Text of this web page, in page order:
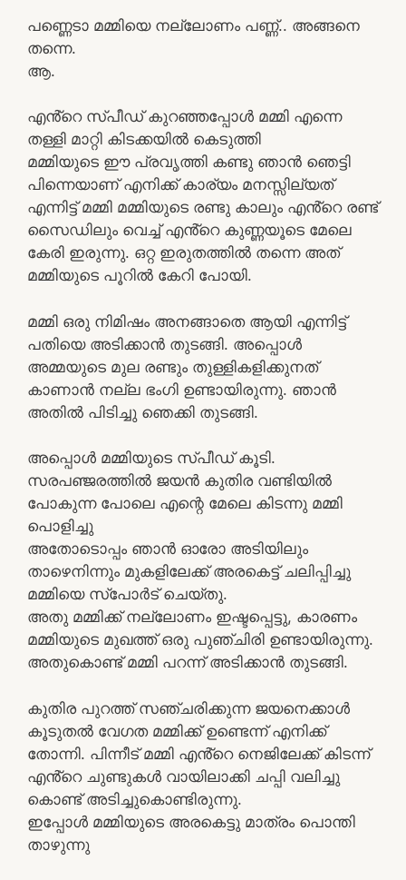
പണ്ണെടാ മമ്മിയെ നല്ലോണം പണ്ണ്.. അങ്ങനെ
തന്നെ.
ആ.
എൻ്റെ സ്പീഡ് കുറഞ്ഞപ്പോൾ മമ്മി എന്നെ
തള്ളി മാറ്റി കിടക്കയിൽ കെടുത്തി
മമ്മിയുടെ ഈ പ്രവൃത്തി കണ്ടു ഞാൻ ഞെട്ടി
പിന്നെയാണ് എനിക്ക് കാര്യം മനസ്സില്യത്
എന്നിട്ട് മമ്മി മമ്മിയുടെ രണ്ടു കാലും എൻ്റെ രണ്ട്
സൈഡിലും വെച്ച് എൻ്റെ കുണ്ണയൂടെ മേലെ
കേരി ഇരുന്നു. ഒറ്റ ഇരുതത്തിൽ തന്നെ അത്
മമ്മിയുടെ പൂറിൽ കേറി പോയി.
മമ്മി ഒരു നിമിഷം അനങ്ങാതെ ആയി എന്നിട്ട്
പതിയെ അടിക്കാൻ തുടങ്ങി. അപ്പൊൾ
അമ്മയുടെ മുല രണ്ടും തുള്ളികളിക്കുനത്
കാണാൻ നല്ല ഭംഗി ഉണ്ടായിരുന്നു. ഞാൻ
അതിൽ പിടിച്ചു ഞെക്കി തുടങ്ങി.
അപ്പൊൾ മമ്മിയുടെ സ്പീഡ് കൂടി.
സരപഞ്ജരത്തിൽ ജയൻ കുതിര വണ്ടിയിൽ
പോകുന്ന പോലെ എന്റെ മേലെ കിടന്നു മമ്മി
പൊളിച്ചു
അതോടൊപ്പം ഞാൻ ഓരോ അടിയിലും
താഴെനിന്നും മുകളിലേക്ക് അരകെട്ട് ചലിപ്പിച്ചു
മമ്മിയെ സ്പോർട് ചെയ്തു.
അതു മമ്മിക്ക് നല്ലോണം ഇഷ്ടപ്പെട്ടു, കാരണം
മമ്മിയുടെ മുഖത്ത് ഒരു പുഞ്ചിരി ഉണ്ടായിരുന്നു.
അതുകൊണ്ട് മമ്മി പറന്ന് അടിക്കാൻ തുടങ്ങി.
കുതിര പുറത്ത് സഞ്ചരിക്കുന്ന ജയനെക്കാൾ
കൂടുതൽ വേഗത മമ്മിക്ക് ഉണ്ടെന്ന് എനിക്ക്
തോന്നി. പിന്നീട് മമ്മി എൻ്റെ നെജിലേക്ക് കിടന്ന്
എൻ്റെ ചുണ്ടുകൾ വായിലാക്കി ചപ്പി വലിച്ചു
കൊണ്ട് അടിച്ചുകൊണ്ടിരുന്നു.
ഇപ്പോൾ മമ്മിയുടെ അരകെട്ടു മാത്രം പൊന്തി
താഴുന്നു